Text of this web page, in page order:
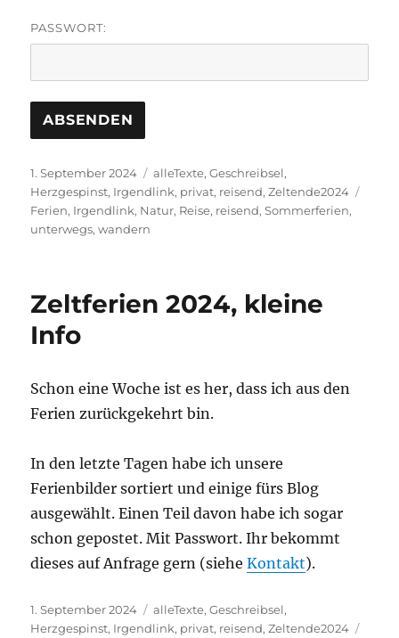
PASSWORT:
Veröffentlicht
am
1. September 2024 Kategorien
alleTexte,Geschreibsel,
Herzgespinst, Irgendlink, privat, reisend,Zeltende2024
Ferien, Irgendlink, Natur, Reise, reisend,Sommerferien,
unterwegs,wandern
Zeltferien 2024, kleine
Info
Schon eine Woche ist es her, dass ich aus den
Ferien zurückgekehrt bin.
In den letzte Tagen habe ich unsere
Ferienbilder sortiert und einige fürs Blog
ausgewählt. Einen Teil davon habe ich sogar
schon gepostet. Mit Passwort. Ihr bekommt
dieses auf Anfrage gern (sieheKontakt).
Veröffentlicht
am
1. September 2024 Kategorien
alleTexte,Geschreibsel,
Herzgespinst, Irgendlink, privat, reisend,Zeltende2024